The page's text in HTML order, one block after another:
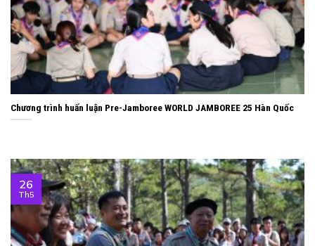
Chương trình huấn luận Pre-Jamboree WORLD JAMBOREE 25 Hàn Quốc
26
Th5